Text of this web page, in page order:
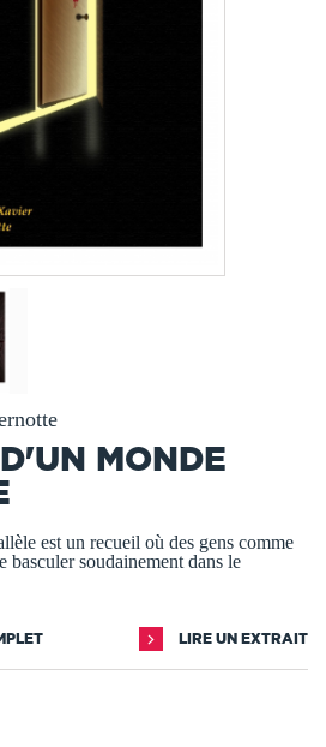
MONDE
est un recueil où des gens comme
soudainement dans le
LIRE UN EXTRAIT